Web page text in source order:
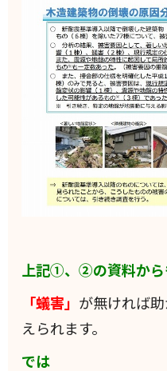
上記①、②の資料から
「蟻害」 が無ければ
えられます。
では